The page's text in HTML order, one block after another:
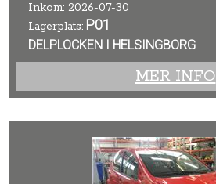
Inkom: 2026-07-30
Lagerplats: P01
DELPLOCKEN I HELSINGBORG
MER INFO